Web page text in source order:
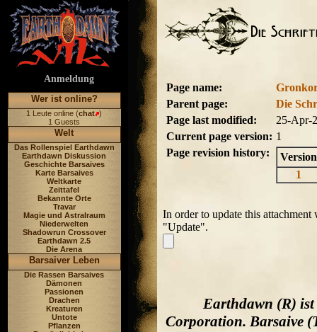
Anmeldung
Wer ist online?
1 Leute online (chat )
1 Guests
Welt
Das Rollenspiel Earthdawn
Earthdawn Diskussion
Geschichte Barsaives
Karte Barsaives
Weltkarte
Zeittafel
Bekannte Orte
Travar
Magie und Astralraum
Niederwelten
Shadowrun Crossover
Earthdawn 2.5
Die Arena
Barsaiver Leben
Die Rassen Barsaives
Dämonen
Passionen
Drachen
Kreaturen
Untote
Pflanzen
Page name:
Parent page:
Die
Page last modified:
25-Apr-
Current page version: 1
Page revision history:
Version
1
In order to update this
"Update".
Earthdawn (R) ist
Corporation. Barsaive